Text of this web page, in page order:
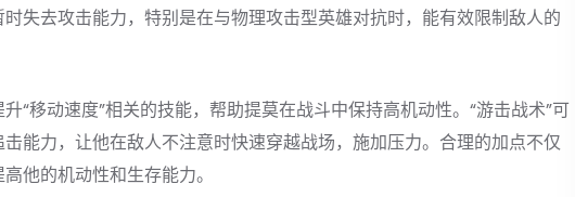
失去攻击能力，特别是在与物理攻击型英雄对抗时，能有效限制敌人的
“移动速度”相关的技能，帮助提莫在战斗中保持高机动性。“游击战术”可
能力，让他在敌人不注意时快速穿越战场，施加压力。合理的加点不仅
他的机动性和生存能力。